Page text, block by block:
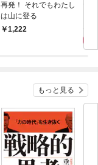
再発！ それでもわたし
は山に登る
1,222
井
もっと見る